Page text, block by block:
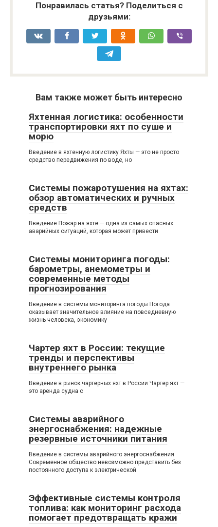
Понравилась статья? Поделиться с
друзьями:
Вам также может быть интересно
Яхтенная логистика: особенности
транспортировки яхт по суше и
морю
Введение в яхтенную логистику Яхты — это не просто
средство передвижения по воде, но
Системы пожаротушения на яхтах:
обзор автоматических и ручных
средств
Введение Пожар на яхте — одна из самых опасных
аварийных ситуаций, которая может привести
Системы мониторинга погоды:
барометры, анемометры и
современные методы
прогнозирования
Введение в системы мониторинга погоды Погода
оказывает значительное влияние на повседневную
жизнь человека, экономику
Чартер яхт в России: текущие
тренды и перспективы
внутреннего рынка
Введение в рынок чартерных яхт в России Чартер яхт —
это аренда судна с
Системы аварийного
энергоснабжения: надежные
резервные источники питания
Введение в системы аварийного энергоснабжения
Современное общество невозможно представить без
постоянного доступа к электрической
Эффективные системы контроля
топлива: как мониторинг расхода
помогает предотвращать кражи